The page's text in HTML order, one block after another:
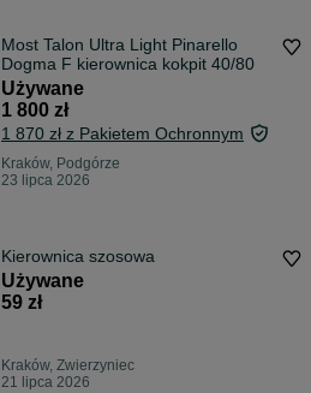
Most Talon Ultra Light Pinarello
Dogma F kierownica kokpit 40/80
Używane
1 800 zł
1 870 zł z Pakietem Ochronnym
Kraków, Podgórze
23 lipca 2026
Kierownica szosowa
Używane
59 zł
Kraków, Zwierzyniec
21 lipca 2026